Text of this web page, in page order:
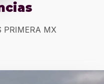
PRIMERA MX